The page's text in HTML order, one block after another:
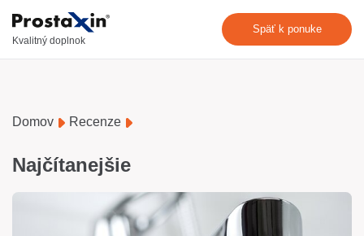
Kvalitný doplnok
Späť k ponuke
Domov Recenze
Najčítanejšie